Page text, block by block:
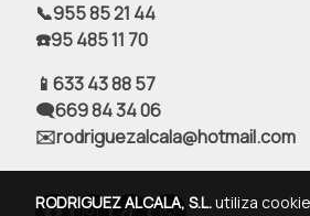
📞955 85 21 44
☎️95 485 11 70
📱633 43 88 57
🗨️669 84 34 06
✉️rodriguezalcala@hotmail.com
RODRIGUEZ ALCALA, S.L.utiliza